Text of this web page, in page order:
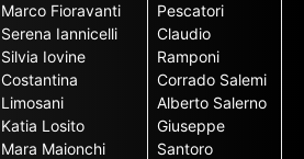
Marco Fioravanti
Serena Iannicelli
Silvia Iovine
Costantina
Limosani
Katia Losito
Mara Maionchi
Pescatori
Claudio
Ramponi
Corrado Salemi
Alberto Salerno
Giuseppe
Santoro